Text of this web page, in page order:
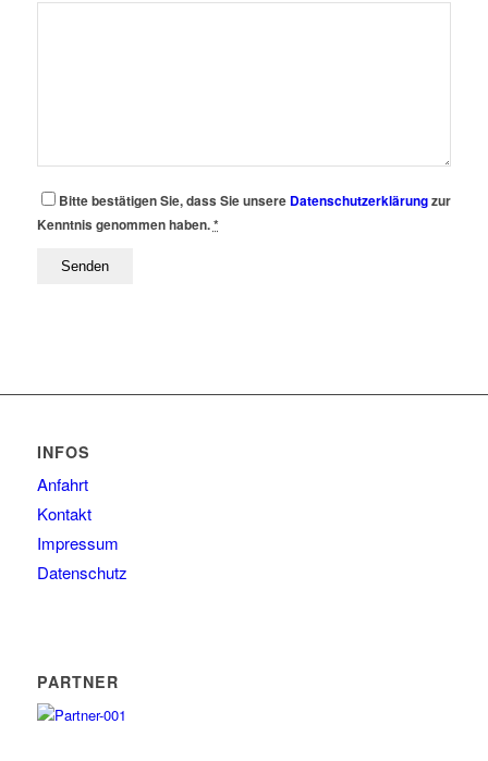
Bitte bestätigen Sie, dass Sie unsere Datenschutzerklärungzur
Kenntnis genommen haben.*
INFOS
Anfahrt
Kontakt
Impressum
Datenschutz
PARTNER